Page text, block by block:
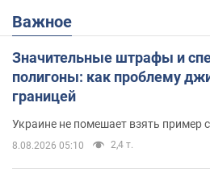
Важное
Значительные штрафы и
полигоны: как проблему
границей
Украине не помешает взять пример
8.08.2026 05:10 2,4 т.